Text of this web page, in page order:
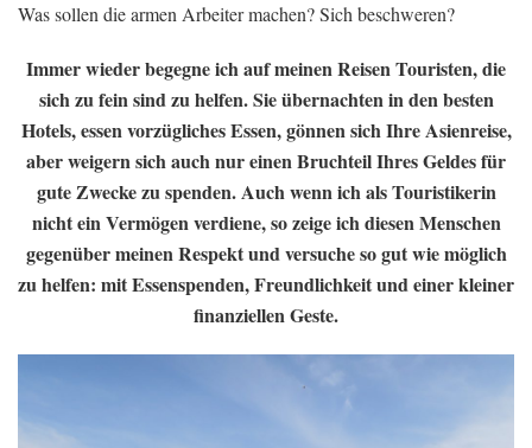
Was sollen die armen Arbeiter machen? Sich beschweren?
Immer wieder begegne ich auf meinen Reisen Touristen, die
sich zu fein sind zu helfen. Sie übernachten in den besten
Hotels, essen vorzügliches Essen, gönnen sich Ihre Asienreise,
aber weigern sich auch nur einen Bruchteil Ihres Geldes für
gute Zwecke zu spenden. Auch wenn ich als Touristikerin
nicht ein Vermögen verdiene, so zeige ich diesen Menschen
gegenüber meinen Respekt und versuche so gut wie möglich
zu helfen: mit Essenspenden, Freundlichkeit und einer kleiner
finanziellen Geste.